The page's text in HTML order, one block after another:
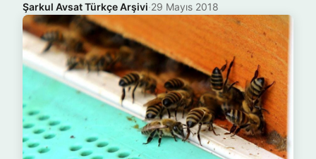
Şarkul Avsat Türkçe Arşivi·29 Mayıs 2018